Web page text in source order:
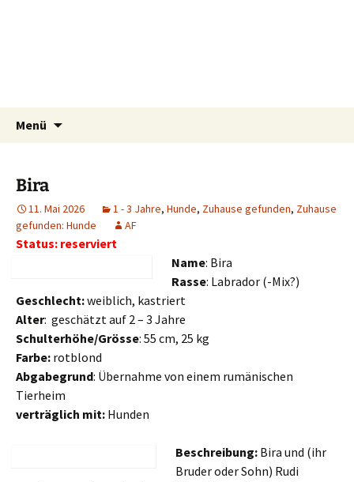
Tier Natur und Artenschutz
Siebengebirge e.V.
Tierschutzverein seit 1985 im Siebengebirge –
Orscheider Tierschutzhof
Menü
Bira
11. Mai 2026 1 - 3 Jahre, Hunde, Zuhause gefunden, Zuhause
gefunden: Hunde
AF
Status: reserviert
Name: Bira
Rasse: Labrador (-Mix?)
Geschlecht:weiblich, kastriert
Alter: geschätzt auf 2 – 3 Jahre
Schulterhöhe/Grösse: 55 cm, 25 kg
Farbe: rotblond
Abgabegrund: Übernahme von einem rumänischen
Tierheim
verträglich mit: Hunden
Beschreibung: Bira und (ihr
Bruder oder Sohn) Rudi